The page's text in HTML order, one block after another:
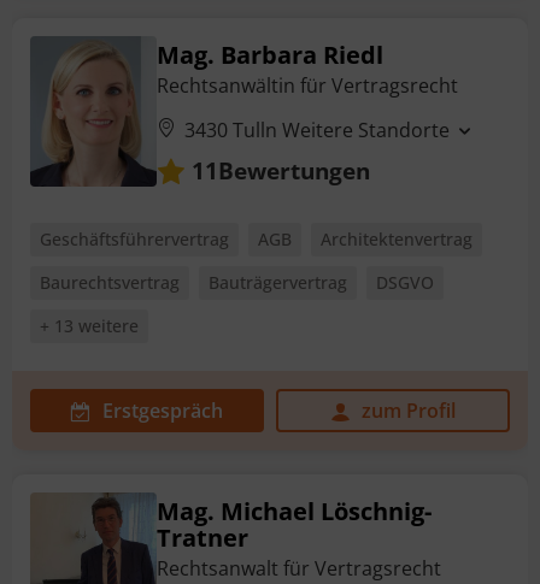
Mag. Barbara Riedl
Rechtsanwältin für Vertragsrecht
3430 Tulln Weitere Standorte
11Bewertungen
Geschäftsführervertrag AGB
Architektenvertrag
Baurechtsvertrag
Bauträgervertrag
DSGVO
+ 13 weitere
Erstgespräch zum Profil
Mag. Michael Löschnig-
Tratner
Rechtsanwalt für Vertragsrecht